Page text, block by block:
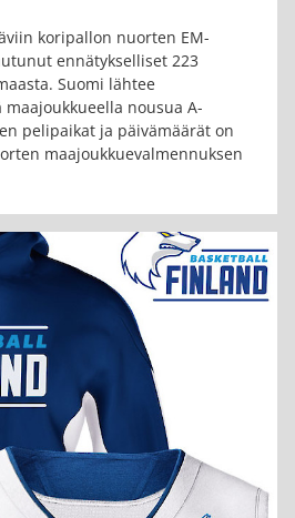
koripallon nuorten EM-
ennätykselliset 223
Suomi lähtee
nousua A-
pelipaikat ja päivämäärät on
maajoukkuevalmennuksen